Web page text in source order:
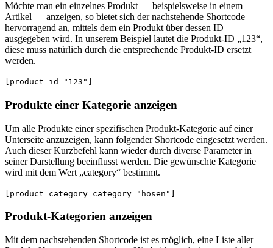
Möchte man ein einzelnes Produkt — beispielsweise in einem
Artikel — anzeigen, so bietet sich der nachstehende Shortcode
hervorragend an, mittels dem ein Produkt über dessen ID
ausgegeben wird. In unserem Beispiel lautet die Produkt-ID „123“,
diese muss natürlich durch die entsprechende Produkt-ID ersetzt
werden.
[product id="123"]
Produkte einer Kategorie anzeigen
Um alle Produkte einer spezifischen Produkt-Kategorie auf einer
Unterseite anzuzeigen, kann folgender Shortcode eingesetzt werden.
Auch dieser Kurzbefehl kann wieder durch diverse Parameter in
seiner Darstellung beeinflusst werden. Die gewünschte Kategorie
wird mit dem Wert „category“ bestimmt.
[product_category category="hosen"]
Produkt-Kategorien anzeigen
Mit dem nachstehenden Shortcode ist es möglich, eine Liste aller